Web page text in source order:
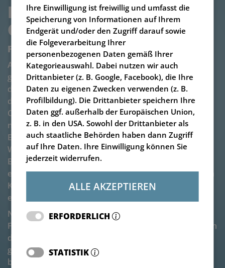
FUTTERMANAGEMENT V-
CONNECT DAIRY FEEDER
Futtermanagement mit System
Arbeitserleichterung, steigende Futtereffizienz,
geringere Futterkosten – mit einem
durchdachtenFütterungsmanagement-System
das kein Problem, wie mit unserem mobilen V-
CONNECT Dairy Feeder-System. Dieses lässt sich mit
nahezu jedemFuttermischwagenkombinieren.
Exaktes Futtermanagement und ein intelligentes
Wiegesystem machen es zu einem komfortablen
Begleiter im Betriebsalltag. Denn der Betriebsleiter
erhält seine Fütterungsdaten auf einen Blick und kann
Kennzahlen wie Fütterungsgenauigkeit o.a. schnell
ermitteln.
Neu ist die Variante„Ration“
Fütterungsrationen digital erfasst, angepasst und nach
dem digitalen Ladeplan in der Dairy Feeder App
gefüttert – und das einfach, schnell und kostenfrei
beim Neukauf eines BvL Futtermischwagens.
Ihre Einwilligung ist freiwillig und umfasst die
Speicherung von Informationen auf Ihrem
Endgerät und/oder den Zugriff darauf sowie
die Folgeverarbeitung Ihrer
personenbezogenen Daten gemäß Ihrer
Kategorieauswahl. Dabei nutzen wir auch
Drittanbieter (z. B. Google, Facebook), die Ihre
Daten zu eigenen Zwecken verwenden (z. B.
Profilbildung). Die Drittanbieter speichern Ihre
Daten ggf. außerhalb der Europäischen Union,
z. B. in den USA. Sowohl der Drittanbieter als
auch staatliche Behörden haben dann Zugriff
auf Ihre Daten. Ihre Einwilligung können Sie
jederzeit widerrufen.
ALLE AKZEPTIEREN
ERFORDERLICH
STATISTIK